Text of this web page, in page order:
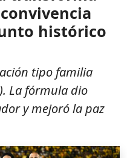
histórico
tipo familia
La fórmula dio
y mejoró la paz